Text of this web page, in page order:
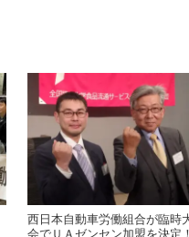
西日本自動車労働組合が臨時
会でＵＡゼンセン加盟を決定